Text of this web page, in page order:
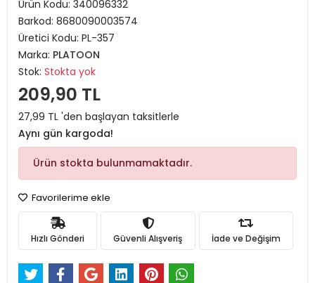
Ürün Kodu: 340096332
Barkod: 8680090003574
Üretici Kodu: PL-357
Marka: PLATOON
Stok: Stokta yok
209,90 TL
27,99 TL 'den başlayan taksitlerle
Aynı gün kargoda!
Ürün stokta bulunmamaktadır.
Favorilerime ekle
Hızlı Gönderi Güvenli Alışveriş İade ve Değişim